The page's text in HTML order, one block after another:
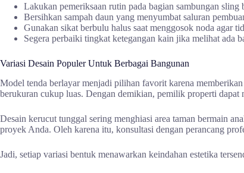
Lakukan pemeriksaan rutin pada bagian sambungan sling
Bersihkan sampah daun yang menyumbat saluran
Gunakan sikat berbulu halus saat menggosok noda agar
Segera perbaiki tingkat ketegangan kain jika melihat ada
Variasi Desain Populer Untuk Berbagai Bangunan
Model tenda berlayar menjadi pilihan favorit karena
berukuran cukup luas. Dengan demikian, pemilik properti dapat
Desain kerucut tunggal sering menghiasi area taman bermain
proyek Anda. Oleh karena itu, konsultasi dengan perancang
Jadi, setiap variasi bentuk menawarkan keindahan estetika